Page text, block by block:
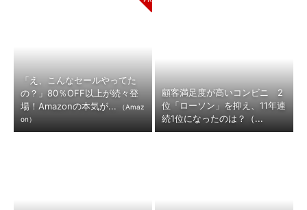
「え、こんなセールやってた
の？」80％OFF以上が続々登
場！Amazonの本気が...
（Amaz
on）
顧客満足度が高いコンビニ 2
位「ローソン」を抑え、11年連
続1位になったのは？（...